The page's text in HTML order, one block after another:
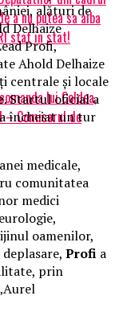
a nu putea sa aiba
stat in stat!
lui Coldea,
– Comisarul de
alături de
Delhaize
Profi,
Ahold Delhaize
centrale și locale
. Startul oficial a
încheiat un tur
medicale,
comunitatea
medici
oamenilor,
Profi a
prin